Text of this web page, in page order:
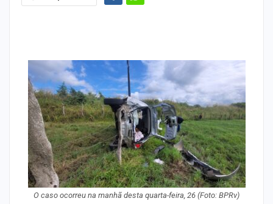
O caso ocorreu na manhã desta quarta-feira, 26 (Foto: BPRv)